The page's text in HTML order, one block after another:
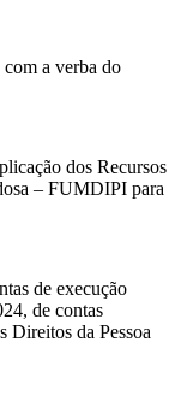
a verba do
dos Recursos
– FUMDIPI para
de execução
de contas
da Pessoa